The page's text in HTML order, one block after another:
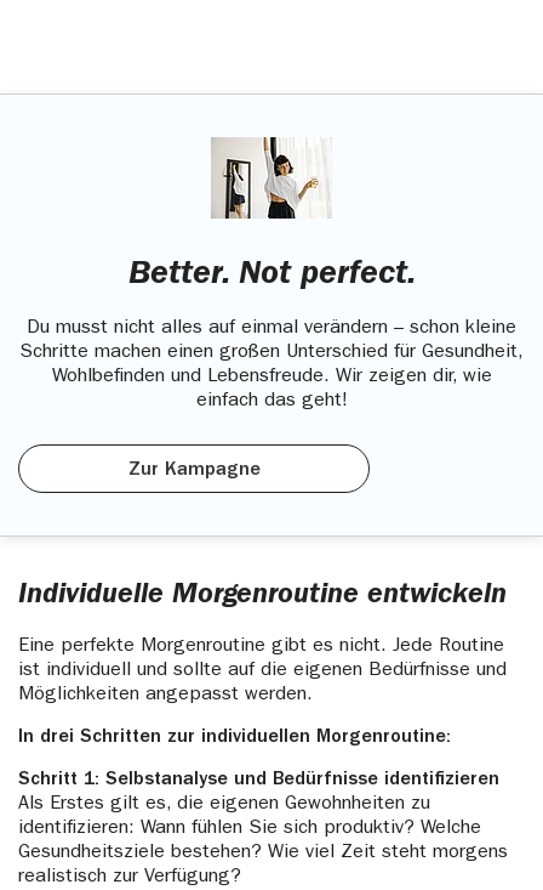
Better. Not perfect.
Du musst nicht alles auf einmal verändern – schon kleine
Schritte machen einen großen Unterschied für Gesundheit,
Wohlbefinden und Lebensfreude. Wir zeigen dir, wie
einfach das geht!
Zur Kampagne
Individuelle Morgenroutine entwickeln
Eine perfekte Morgenroutine gibt es nicht. Jede Routine
ist individuell und sollte auf die eigenen Bedürfnisse und
Möglichkeiten angepasst werden.
In drei Schritten zur individuellen Morgenroutine:
Schritt 1: Selbstanalyse und Bedürfnisse identifizieren
Als Erstes gilt es, die eigenen Gewohnheiten zu
identifizieren: Wann fühlen Sie sich produktiv? Welche
Gesundheitsziele bestehen? Wie viel Zeit steht morgens
realistisch zur Verfügung?